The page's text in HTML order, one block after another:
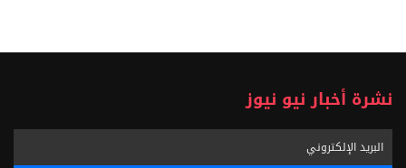
نشرة أخبار نيو نيوز